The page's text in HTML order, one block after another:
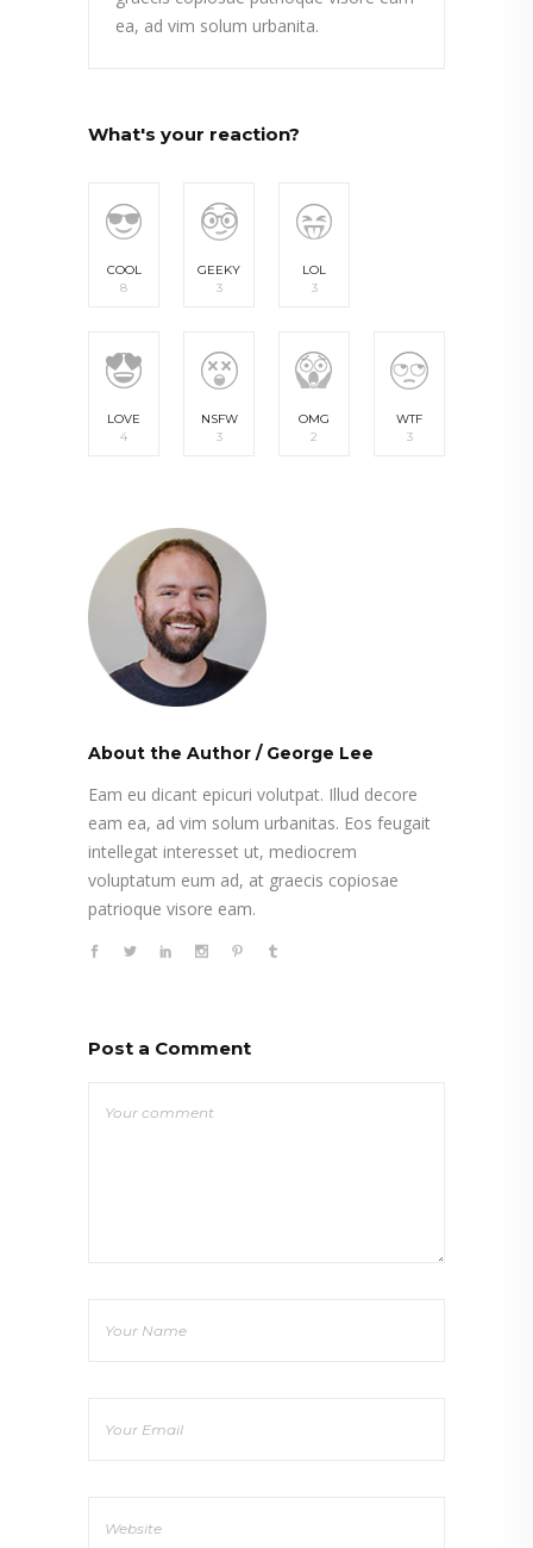
ea, ad vim solum urbanita.
What's your reaction?
COOL
8
GEEKY
3
LOL
3
LOVE
4
NSFW
3
OMG
2
WTF
3
About the Author / George Lee
Eam eu dicant epicuri volutpat. Illud decore
eam ea, ad vim solum urbanitas. Eos feugait
intellegat interesset ut, mediocrem
voluptatum eum ad, at graecis copiosae
patrioque visore eam.
Post a Comment